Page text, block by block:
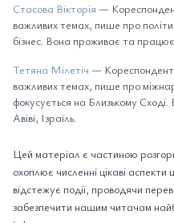
Стасова Вікторія —
важливих темах, пише про
бізнес. Вона проживає та
Тетяна Мілетіч — Кореспондент,
важливих темах, пише про
фокусується на Близькому
Авіві, Ізраїль.
Цей матеріал є частиною
охоплює численні цікаві аспекти
відстежує події, проводячи
забезпечити нашим читачам